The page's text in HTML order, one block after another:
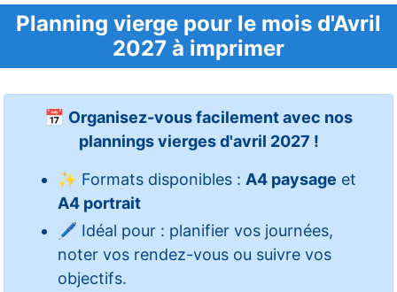
Planning vierge pour le mois d'Avril
2027 à imprimer
📅 Organisez-vous facilement avec nos
plannings vierges d'avril 2027 !
✨ Formats disponibles : A4 paysage et
A4 portrait
🖊️ Idéal pour : planifier vos journées,
noter vos rendez-vous ou suivre vos
objectifs.